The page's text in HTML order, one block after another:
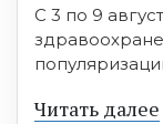
С 3 по 9
Читать далее